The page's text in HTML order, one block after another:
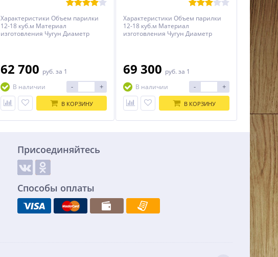
Характеристики Объем парилки
12-18 куб.м Материал
изготовления Чугун Диаметр
100-180 кг Вид топлива Дрова Тип
каменки Закрытая Топка из
смежного помещения Да
Гарантия 5 лет
62 700 руб. за 1
В наличии
- +
В КОРЗИНУ
Характеристики Объем парилки
12-18 куб.м Материал
изготовления Чугун Диаметр
Масса печи 130 кг Масса камней
100-180 кг Вид топлива Дрова
Вынос портала200 Тип каменки
Закрытая Топка из смежного
помещения Да Гарантия 5 лет
69 300 руб. за 1
В наличии
- +
В КОРЗИНУ
Присоединяйтесь
Способы оплаты